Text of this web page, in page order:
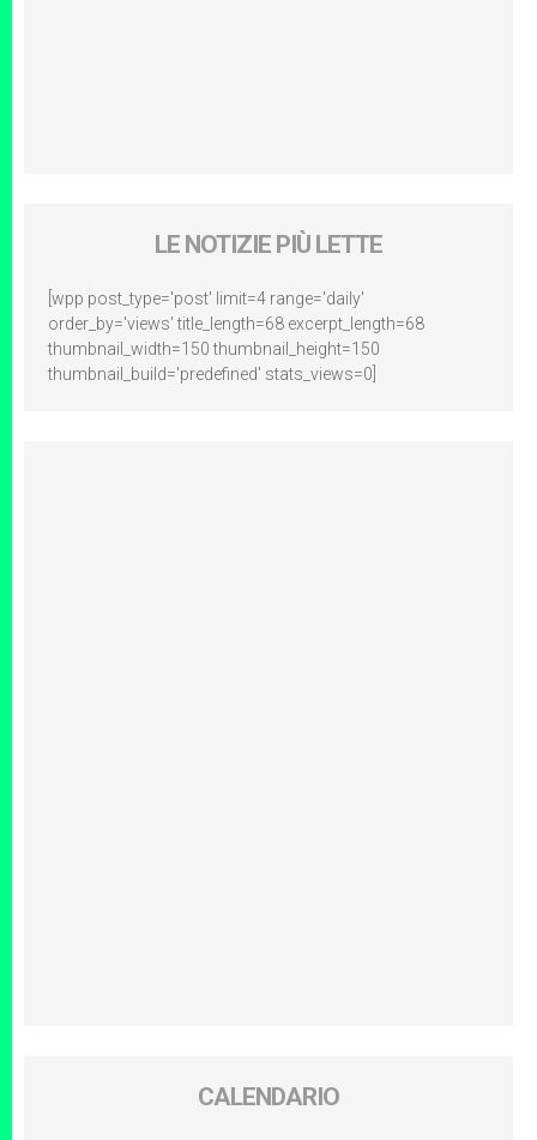
LE NOTIZIE PIÙ LETTE
[wpp post_type='post' limit=4 range='daily'
order_by='views' title_length=68 excerpt_length=68
thumbnail_width=150 thumbnail_height=150
thumbnail_build='predefined' stats_views=0]
CALENDARIO